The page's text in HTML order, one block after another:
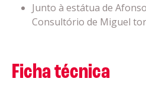
Junto à estátua de
Consultório de Miguel
Ficha técnica